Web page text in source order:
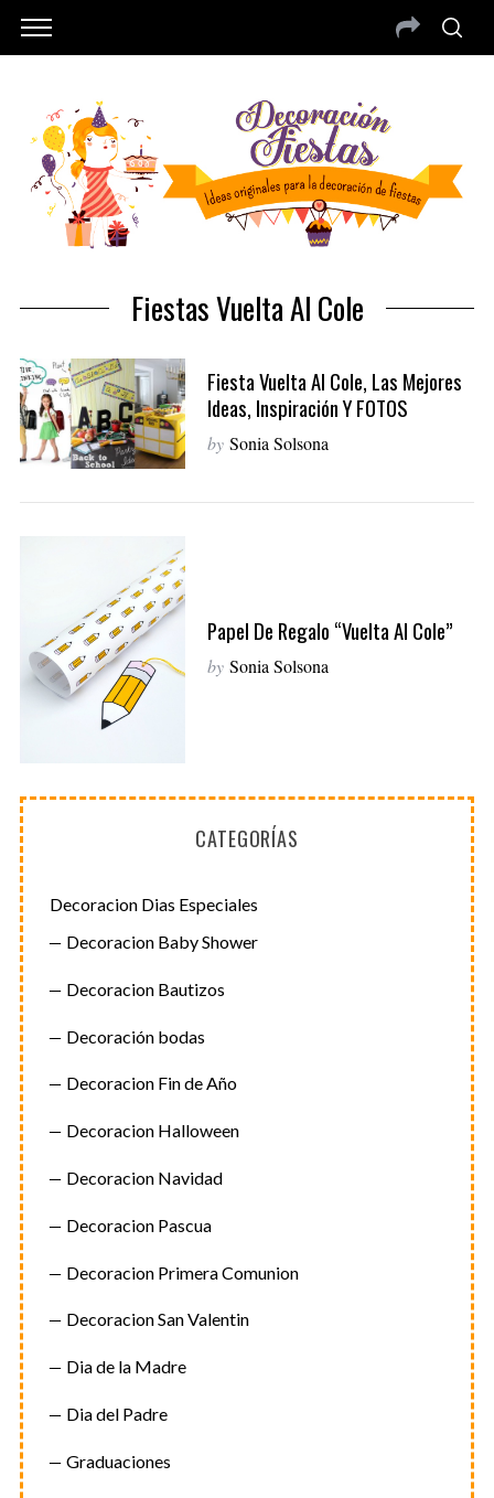
Fiestas Vuelta Al Cole
Fiesta Vuelta Al Cole, Las Mejores
Ideas, Inspiración Y FOTOS
by Sonia Solsona
Papel De Regalo “Vuelta Al Cole”
by Sonia Solsona
CATEGORÍAS
Decoracion Dias Especiales
Decoracion Baby Shower
Decoracion Bautizos
Decoración bodas
Decoracion Fin de Año
Decoracion Halloween
Decoracion Navidad
Decoracion Pascua
Decoracion Primera Comunion
Decoracion San Valentin
Dia de la Madre
Dia del Padre
Graduaciones